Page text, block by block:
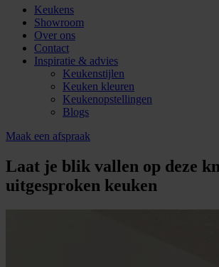
Keukens
Showroom
Over ons
Contact
Inspiratie & advies
Keukenstijlen
Keuken kleuren
Keukenopstellingen
Blogs
Maak een afspraak
Laat je blik vallen op deze
uitgesproken keuken